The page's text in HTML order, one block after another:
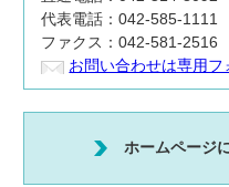
代表電話：042-585-1111
ファクス：042-581-2516
お問い合わせは専用フ
ホームページ